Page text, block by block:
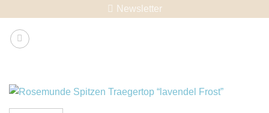
content
Newsletter